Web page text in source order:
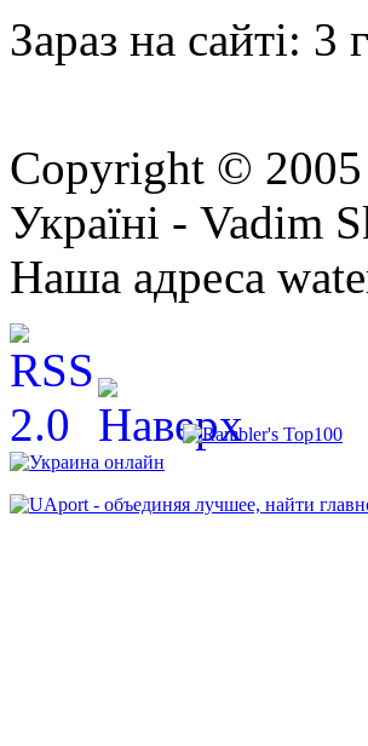
Зараз на сайті: 3
Copyright © 2005
Україні - Vadim
Наша адреса